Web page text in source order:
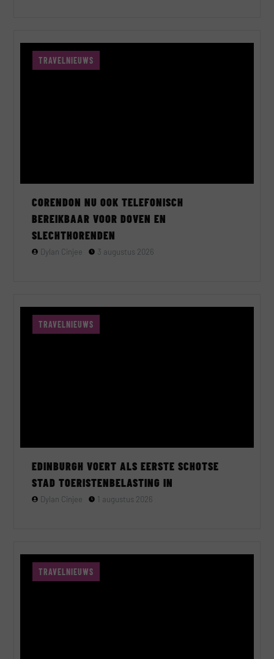
TRAVELNIEUWS
CORENDON NU OOK TELEFONISCH
BEREIKBAAR VOOR DOVEN EN
SLECHTHORENDEN
Dylan Cinjee 3 augustus 2026
TRAVELNIEUWS
EDINBURGH VOERT ALS EERSTE SCHOTSE
STAD TOERISTENBELASTING IN
Dylan Cinjee 1 augustus 2026
TRAVELNIEUWS